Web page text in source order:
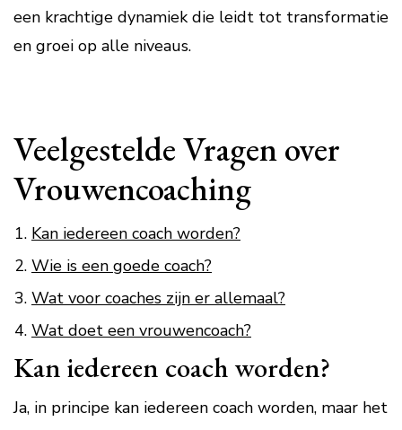
een krachtige dynamiek die leidt tot transformatie
en groei op alle niveaus.
Veelgestelde Vragen over
Vrouwencoaching
Kan iedereen coach worden?
Wie is een goede coach?
Wat voor coaches zijn er allemaal?
Wat doet een vrouwencoach?
Kan iedereen coach worden?
Ja, in principe kan iedereen coach worden, maar het